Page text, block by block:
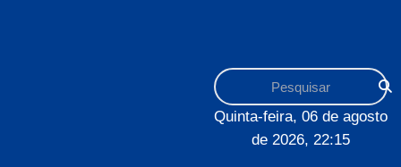
Quinta-feira, 06 de agosto
de 2026, 22:15